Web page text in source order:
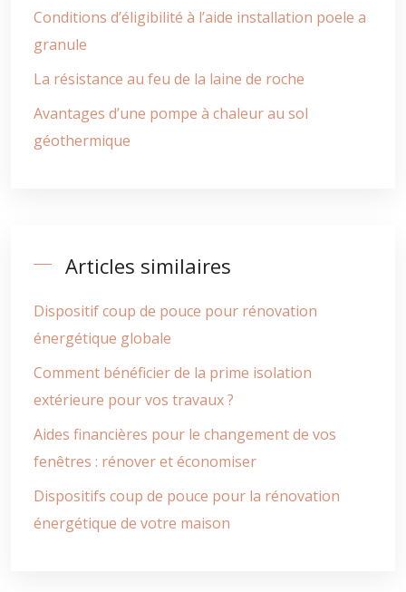
Conditions d’éligibilité à l’aide installation poele a
granule
La résistance au feu de la laine de roche
Avantages d’une pompe à chaleur au sol
géothermique
Articles similaires
Dispositif coup de pouce pour rénovation
énergétique globale
Comment bénéficier de la prime isolation
extérieure pour vos travaux ?
Aides financières pour le changement de vos
fenêtres : rénover et économiser
Dispositifs coup de pouce pour la rénovation
énergétique de votre maison